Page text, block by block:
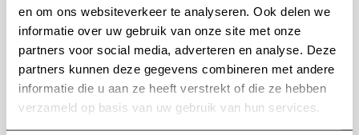
en om ons websiteverkeer te analyseren. Ook delen we
informatie over uw gebruik van onze site met onze
partners voor social media, adverteren en analyse. Deze
partners kunnen deze gegevens combineren met andere
informatie die u aan ze heeft verstrekt of die ze hebben
verzameld op basis van uw gebruik van hun services.
Zoeken naar:
ERROR (404)
Paginaniet
gevonden